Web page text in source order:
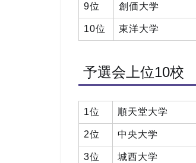
9位 創価大学
10位 東洋大学
予選会上位10校
1位 順天堂大学
2位 中央大学
3位 城西大学